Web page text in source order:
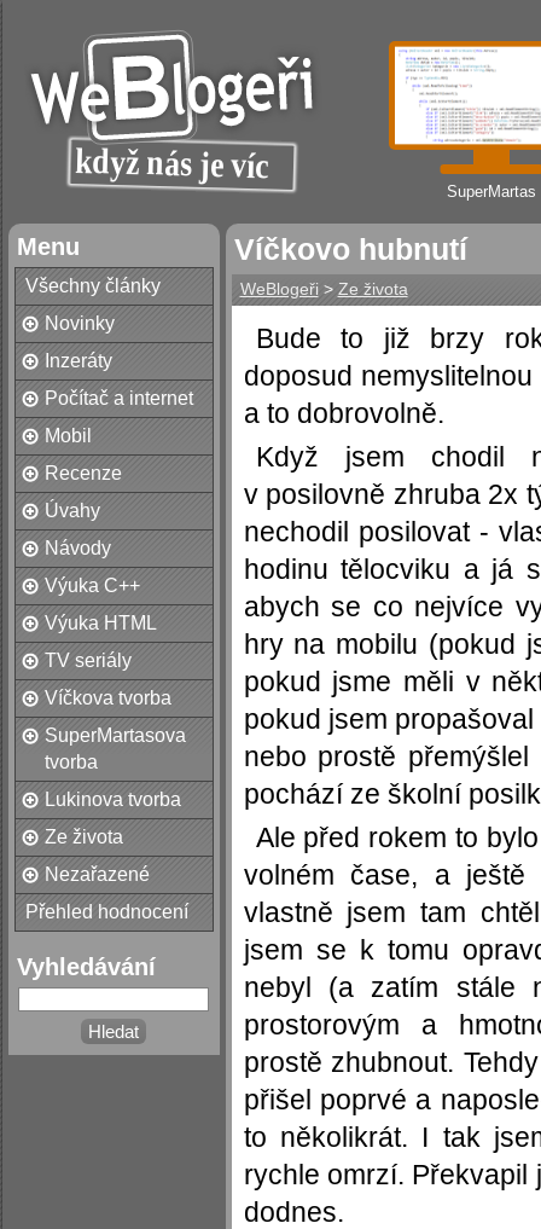
SuperMartas
Menu
Všechny články
Novinky
Inzeráty
Počítač a internet
Mobil
Recenze
Úvahy
Návody
Výuka C++
Výuka HTML
TV seriály
Víčkova tvorba
SuperMartasova
tvorba
Lukinova tvorba
Ze života
Nezařazené
Přehled hodnocení
Vyhledávání
Víčkovo hubnutí
WeBlogeři > Ze života
Bude to již brzy
doposud
a to dobrovolně.
Když jsem chodil
v posilovně zhruba 2x
nechodil posilovat -
hodinu tělocviku a já
abych se co nejvíce
hry na mobilu (pokud
pokud jsme měli v
pokud jsem
nebo prostě
pochází ze školní
Ale před rokem to
volném čase, a
vlastně jsem tam
jsem se k tomu
nebyl (a zatím stále
prostorovým a
prostě zhubnout.
přišel poprvé a
to několikrát. I tak
rychle omrzí. Překvapil
dodnes.